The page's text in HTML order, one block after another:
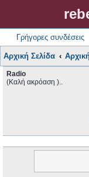
Γρήγορες συνδέσεις
Αρχική Σελίδα
Radio
(Καλή ακρόαση )..